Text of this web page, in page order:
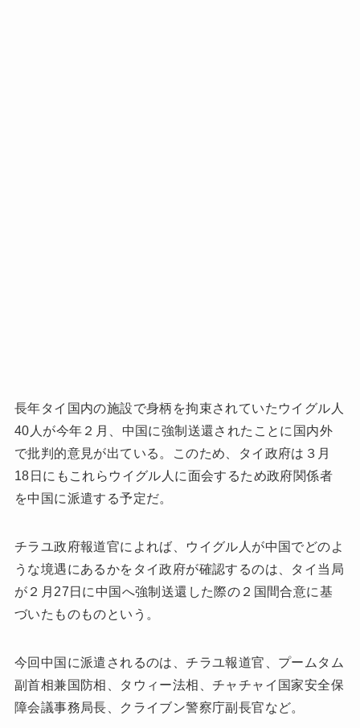
長年タイ国内の施設で身柄を拘束されていたウイグル人
40人が今年２月、中国に強制送還されたことに国内外
で批判的意見が出ている。このため、タイ政府は３月
18日にもこれらウイグル人に面会するため政府関係者
を中国に派遣する予定だ。
チラユ政府報道官によれば、ウイグル人が中国でどのよ
うな境遇にあるかをタイ政府が確認するのは、タイ当局
が２月27日に中国へ強制送還した際の２国間合意に基
づいたものものという。
今回中国に派遣されるのは、チラユ報道官、プームタム
副首相兼国防相、タウィー法相、チャチャイ国家安全保
障会議事務局長、クライブン警察庁副長官など。